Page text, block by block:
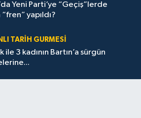
Yeni Parti’ye “Geçiş”lerde
yapıldı?
TARIH GURMESI
ile 3 kadının Bartın’a sürgün